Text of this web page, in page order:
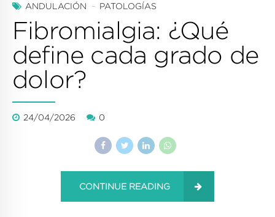
ANDULACIÓN PATOLOGÍAS
Fibromialgia: ¿Qué
define cada grado de
dolor?
24/04/2026 0
CONTINUE READING